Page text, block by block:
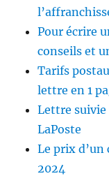
Pour écrire
conseils et
Tarifs
lettre en 1
Lettre
LaPoste
Le prix d’un
2024